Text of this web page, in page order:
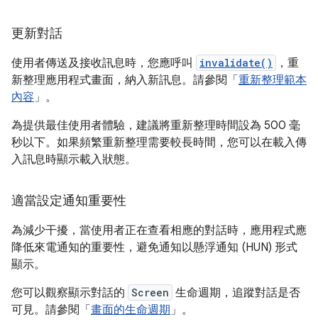
更新對話
使用者傳送及接收訊息時，您應呼叫 invalidate()
，重
新整理應用程式畫面，納入新訊息。請參閱「 重新整理範本
內容」。
為提供最佳使用者體驗，建議將重新整理時間設為 500 毫
秒以下。如果頻繁重新整理需要較長時間，您可以在載入傳
入訊息時顯示載入狀態。
適當設定通知重要性
為減少干擾，當使用者正在查看相應的對話時，應用程式應
降低來電通知的重要性，避免通知以懸浮通知 (HUN) 形式
顯示。
您可以觀察顯示對話的 Screen 生命週期，追蹤對話是否
可見。請參閱「 畫面的生命週期 」。